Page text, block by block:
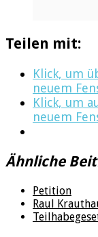
Teilen mit:
Klick, um
neuem
Klick, um
neuem
Ähnliche
Petition
Raul